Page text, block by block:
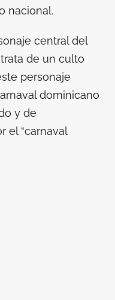
nacional.
central del
de un culto
personaje
dominicano
y de
el “carnaval